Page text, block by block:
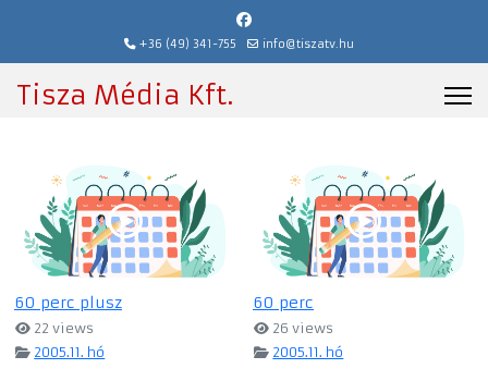
+36 (49) 341-755 info@tiszatv.hu
Tisza Média Kft.
60 perc plusz
22 views
2005.11. hó
60 perc
26 views
2005.11. hó